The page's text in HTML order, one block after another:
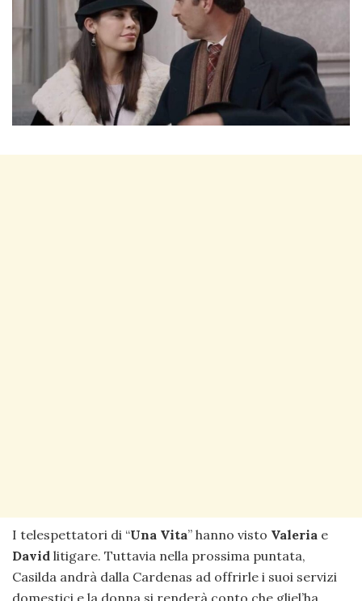
I telespettatori di “Una Vita” hanno visto Valeria e
David litigare. Tuttavia nella prossima puntata,
Casilda andrà dalla Cardenas ad offrirle i suoi servizi
domestici e la donna si renderà conto che gliel’ha